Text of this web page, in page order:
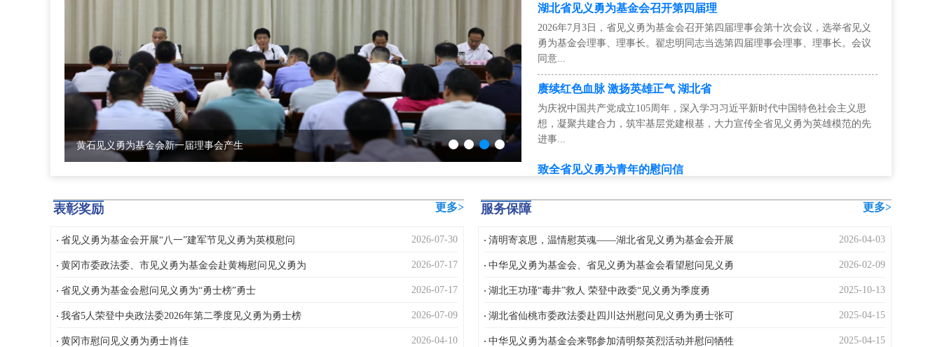
黄石见义勇为基金会新一届理事会产生 牢记总书记的嘱托丨浩然正气 勇义长歌
湖北省见义勇为基金会召开第四届理
2026年7月3日，省见义勇为基金会召开第四届理事会第十次会议，选举省见义
勇为基金会理事、理事长。翟忠明同志当选第四届理事会理事、理事长。会议
同意...
赓续红色血脉 激扬英雄正气 湖北省
为庆祝中国共产党成立105周年，深入学习习近平新时代中国特色社会主义思
想，凝聚共建合力，筑牢基层党建根基，大力宣传全省见义勇为英雄模范的先
进事...
致全省见义勇为青年的慰问信
表彰奖励 更多>
省见义勇为基金会开展“八一”建军节见义勇为英模慰问 2026-07-30
黄冈市委政法委、市见义勇为基金会赴黄梅慰问见义勇为 2026-07-17
省见义勇为基金会慰问见义勇为“勇士榜”勇士 2026-07-17
我省5人荣登中央政法委2026年第二季度见义勇为勇士榜 2026-07-09
黄冈市慰问见义勇为勇士肖佳 2026-04-10
服务保障 更多>
清明寄哀思，温情慰英魂——湖北省见义勇为基金会开展 2026-04-03
中华见义勇为基金会、省见义勇为基金会看望慰问见义勇 2026-02-09
湖北王功瑾“毒井”救人 荣登中政委“见义勇为季度勇 2025-10-13
湖北省仙桃市委政法委赴四川达州慰问见义勇为勇士张可 2025-04-15
中华见义勇为基金会来鄂参加清明祭英烈活动并慰问牺牲 2025-04-15